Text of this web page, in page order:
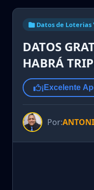
Datos de
DATOS
HABRÁ
¡Excelente
Por: